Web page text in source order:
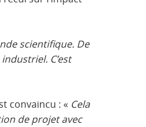
scientifique. De
C’est
convaincu : « Cela
de projet avec